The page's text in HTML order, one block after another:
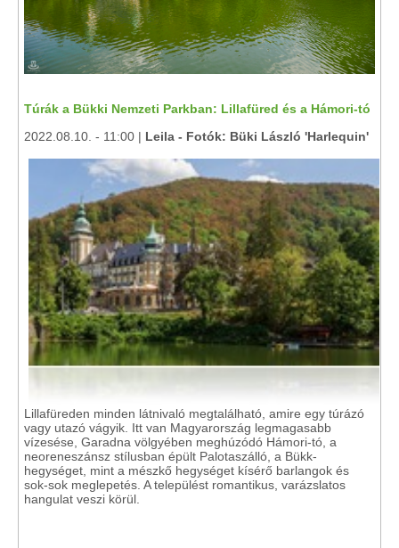
Túrák a Bükki Nemzeti Parkban: Lillafüred és a Hámori-tó
2022.08.10. - 11:00 | Leila - Fotók: Büki László 'Harlequin'
Lillafüreden minden látnivaló megtalálható, amire egy túrázó
vagy utazó vágyik. Itt van Magyarország legmagasabb
vízesése, Garadna völgyében meghúzódó Hámori-tó, a
neoreneszánsz stílusban épült Palotaszálló, a Bükk-
hegységet, mint a mészkő hegységet kísérő barlangok és
sok-sok meglepetés. A települést romantikus, varázslatos
hangulat veszi körül.